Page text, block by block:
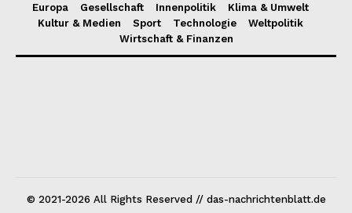
Europa Gesellschaft Innenpolitik
Klima & Umwelt
Kultur & Medien
Sport Technologie
Weltpolitik
Wirtschaft & Finanzen
© 2021-2026 All Rights Reserved // das-nachrichtenblatt.de